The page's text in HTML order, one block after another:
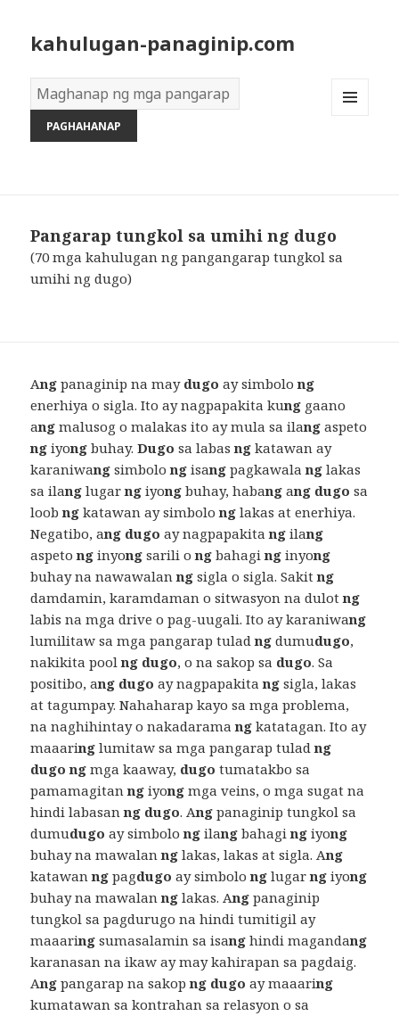
kahulugan-panaginip.com
Diksyon
ng
Mga
Pangarap tungkol sa umihi ng dugo
(70 mga kahulugan ng pangangarap tungkol sa
umihi ng dugo)
Ang panaginip na may dugo ay simbolong
enerhiya o sigla. Ito ay nagpapakita kung gaano
ang malusog o malakas ito ay mula sa ilang aspeto
ng iyong buhay.Dugo sa labasng katawan ay
karaniwang simbolong isang pagkawalang lakas
sa ilang lugarng iyong buhay, habang ang dugo sa
loobng katawan ay simbolong lakas at enerhiya.
Negatibo, ang dugo ay nagpapakitang ilang
aspetong inyong sarili ong bahaging inyong
buhay na nawawalanng sigla o sigla. Sakitng
damdamin, karamdaman o sitwasyon na dulotng
labis na mga drive o pag-uugali. Ito ay karaniwang
lumilitaw sa mga pangarap tuladng dumudugo,
nakikita poolng dugo, o na sakop sa dugo. Sa
positibo, ang dugo ay nagpapakitang sigla, lakas
at tagumpay. Nahaharap kayo sa mga problema,
na naghihintay o nakadaramang katatagan. Ito ay
maaaring lumitaw sa mga pangarap tuladng
dugo ng mga kaaway, dugo tumatakbo sa
pamamagitanng iyong mga veins, o mga sugat na
hindi labasanng dugo. Ang panaginip tungkol sa
dumudugo ay simbolong ilang bahaging iyong
buhay na mawalanng lakas, lakas at sigla. Ang
katawanng pagdugo ay simbolong lugarng iyong
buhay na mawalanng lakas. Ang panaginip
tungkol sa pagdurugo na hindi tumitigil ay
maaaring sumasalamin sa isang hindi magandang
karanasan na ikaw ay may kahirapan sa pagdaig.
Ang pangarap na sakopng dugo ay maaaring
kumatawan sa kontrahan sa relasyon o sa